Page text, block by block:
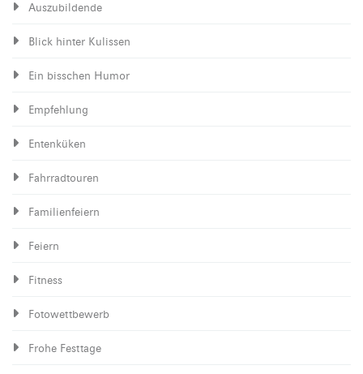
Auszubildende
Blick hinter Kulissen
Ein bisschen Humor
Empfehlung
Entenküken
Fahrradtouren
Familienfeiern
Feiern
Fitness
Fotowettbewerb
Frohe Festtage